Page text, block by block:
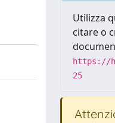
Utilizza
citare o
https://
25